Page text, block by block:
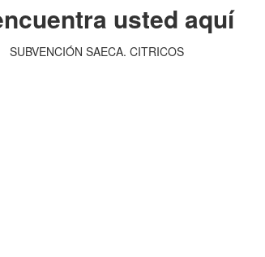
usted aquí
SAECA. CITRICOS